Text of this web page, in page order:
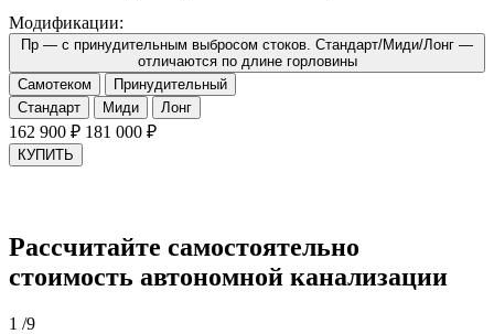
Модификации:
Пр — с принудительным выбросом стоков. Стандарт/Миди/Лонг —
отличаются по длине горловины
Самотеком
Принудительный
Стандарт
Миди Лонг
162 900 ₽ 181 000 ₽
КУПИТЬ
Рассчитайте самостоятельно
стоимость автономной канализации
1 /9